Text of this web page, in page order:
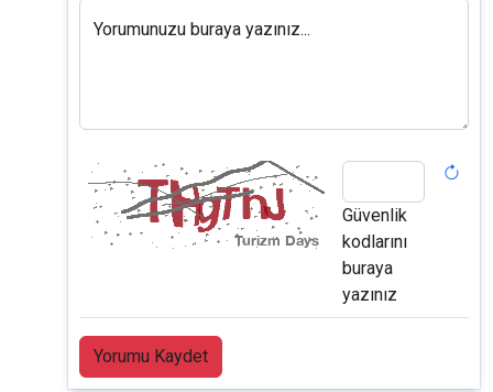
Yorumunuzu buraya yazınız...
Güvenlik
kodlarını
buraya
yazınız
Yorumu Kaydet